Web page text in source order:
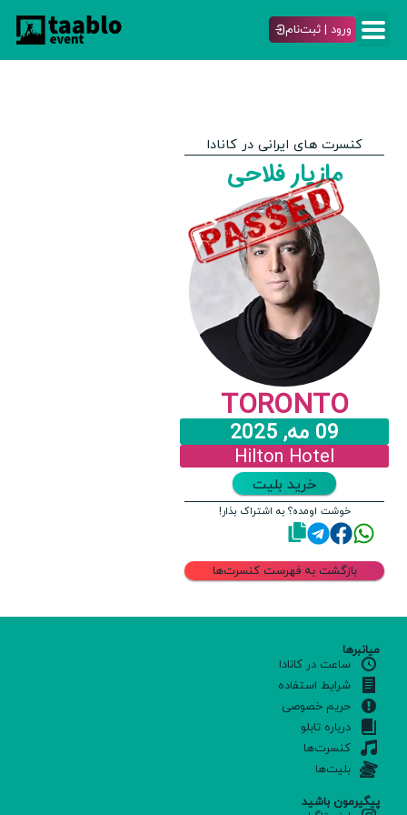
ورود | ثبت‌نام
کنسرت های ایرانی در کانادا
مازیار فلاحی
TORONTO
09 مه, 2025
Hilton Hotel
خرید بلیت
خوشت اومده؟ به اشتراک بذار!
بازگشت به فهرست کنسرت‌ها
میانبرها
ساعت در کانادا
شرایط استفاده
حریم خصوصی
درباره تابلو
کنسرت‌ها
بلیت‌ها
پیگیرمون باشید